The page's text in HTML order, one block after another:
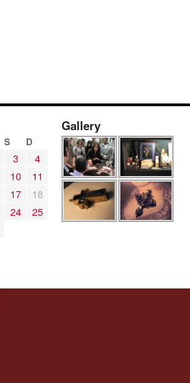
S D
3
4
10
11
17
18
24
25
Gallery